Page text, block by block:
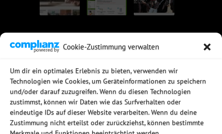
Cookie-Zustimmung verwalten
Um dir ein optimales Erlebnis zu bieten, verwenden wir
Technologien wie Cookies, um Geräteinformationen zu speichern
und/oder darauf zuzugreifen. Wenn du diesen Technologien
zustimmst, können wir Daten wie das Surfverhalten oder
eindeutige IDs auf dieser Website verarbeiten. Wenn du deine
Zustimmung nicht erteilst oder zurückziehst, können bestimmte
Rechtssichere Email-Archivierung
MDaemon Mail- & Groupwareserver
Virtualisierung mit vmWare
Sophos UTM - Mehr als eine Firewall